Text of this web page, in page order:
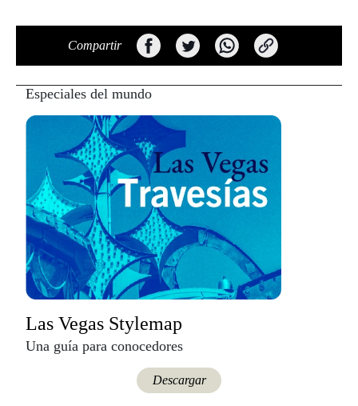
Compartir
Especiales del mundo
Las Vegas Stylemap
Una guía para conocedores
Descargar